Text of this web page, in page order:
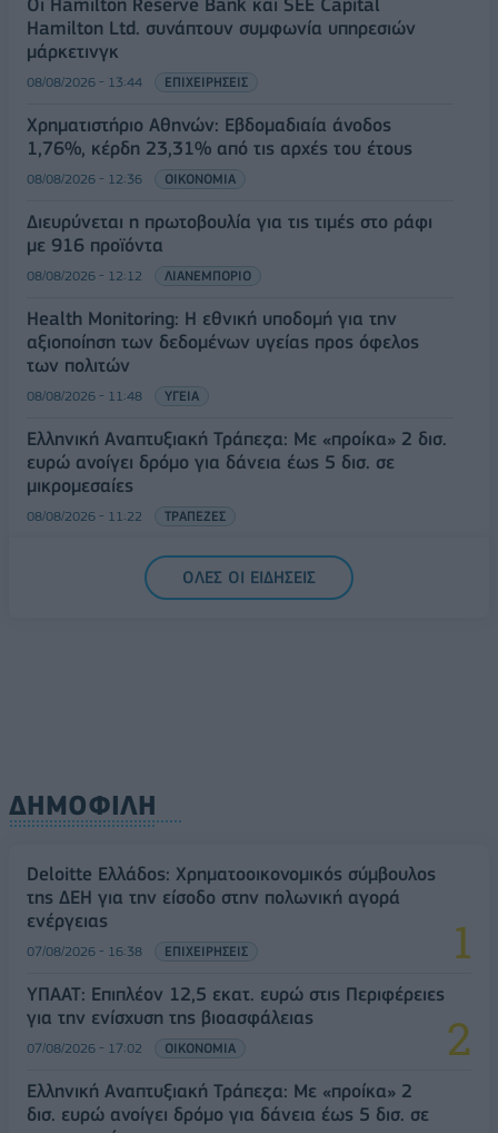
Hamilton Ltd. συνάπτουν συμφωνία υπηρεσιών
μάρκετινγκ
08/08/2026 - 13:44 ΕΠΙΧΕΙΡΗΣΕΙΣ
Χρηματιστήριο Αθηνών: Εβδομαδιαία άνοδος
1,76%, κέρδη 23,31% από τις αρχές του έτους
08/08/2026 - 12:36 ΟΙΚΟΝΟΜΙΑ
Διευρύνεται η πρωτοβουλία για τις τιμές στο ράφι
με 916 προϊόντα
08/08/2026 - 12:12 ΛΙΑΝΕΜΠΟΡΙΟ
Health Monitoring: Η εθνική υποδομή για την
αξιοποίηση των δεδομένων υγείας προς όφελος
των πολιτών
08/08/2026 - 11:48 ΥΓΕΙΑ
Ελληνική Αναπτυξιακή Τράπεζα: Με «προίκα» 2 δισ.
ευρώ ανοίγει δρόμο για δάνεια έως 5 δισ. σε
μικρομεσαίες
08/08/2026 - 11:22 ΤΡΑΠΕΖΕΣ
5G παντού, 6G στον ορίζοντα: Πού βρίσκεται η
Ελλάδα στη μεγάλη τεχνολογική μετάβαση
ΟΛΕΣ ΟΙ ΕΙΔΗΣΕΙΣ
ΔΗΜΟΦΙΛΗ
Deloitte Ελλάδος: Χρηματοοικονομικός σύμβουλος
της ΔΕΗ για την είσοδο στην πολωνική αγορά
ενέργειας
07/08/2026 - 16:38 ΕΠΙΧΕΙΡΗΣΕΙΣ
ΥΠΑΑΤ: Επιπλέον 12,5 εκατ. ευρώ στις Περιφέρειες
για την ενίσχυση της βιοασφάλειας
07/08/2026 - 17:02 ΟΙΚΟΝΟΜΙΑ
Ελληνική Αναπτυξιακή Τράπεζα: Με «προίκα» 2
δισ. ευρώ ανοίγει δρόμο για δάνεια έως 5 δισ. σε